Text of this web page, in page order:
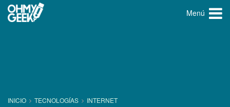
Menú
INICIO TECNOLOGÍ­AS INTERNET